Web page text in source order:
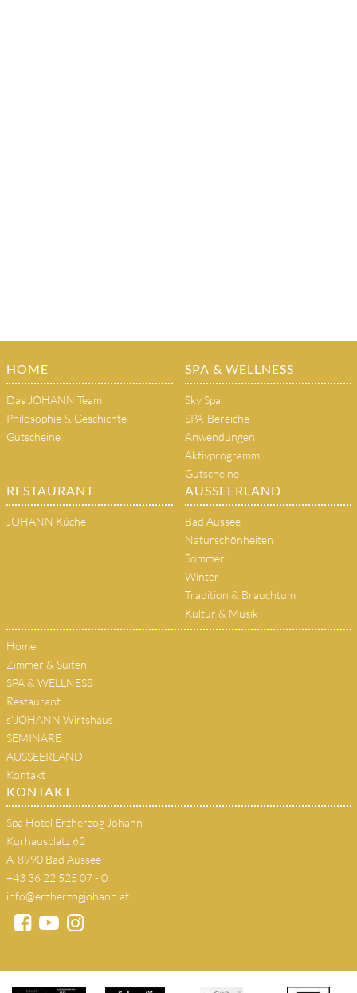
HOME
Das JOHANN Team
Philosophie & Geschichte
Gutscheine
SPA & WELLNESS
Sky Spa
SPA-Bereiche
Anwendungen
Aktivprogramm
Gutscheine
RESTAURANT
JOHANN Küche
AUSSEERLAND
Bad Aussee
Naturschönheiten
Sommer
Winter
Tradition & Brauchtum
Kultur & Musik
Home
Zimmer & Suiten
SPA & WELLNESS
Restaurant
s'JOHANN Wirtshaus
SEMINARE
AUSSEERLAND
Kontakt
KONTAKT
Spa Hotel Erzherzog Johann
Kurhausplatz 62
A-8990 Bad Aussee
+43 36 22 525 07 - 0
info@erzherzogjohann.at